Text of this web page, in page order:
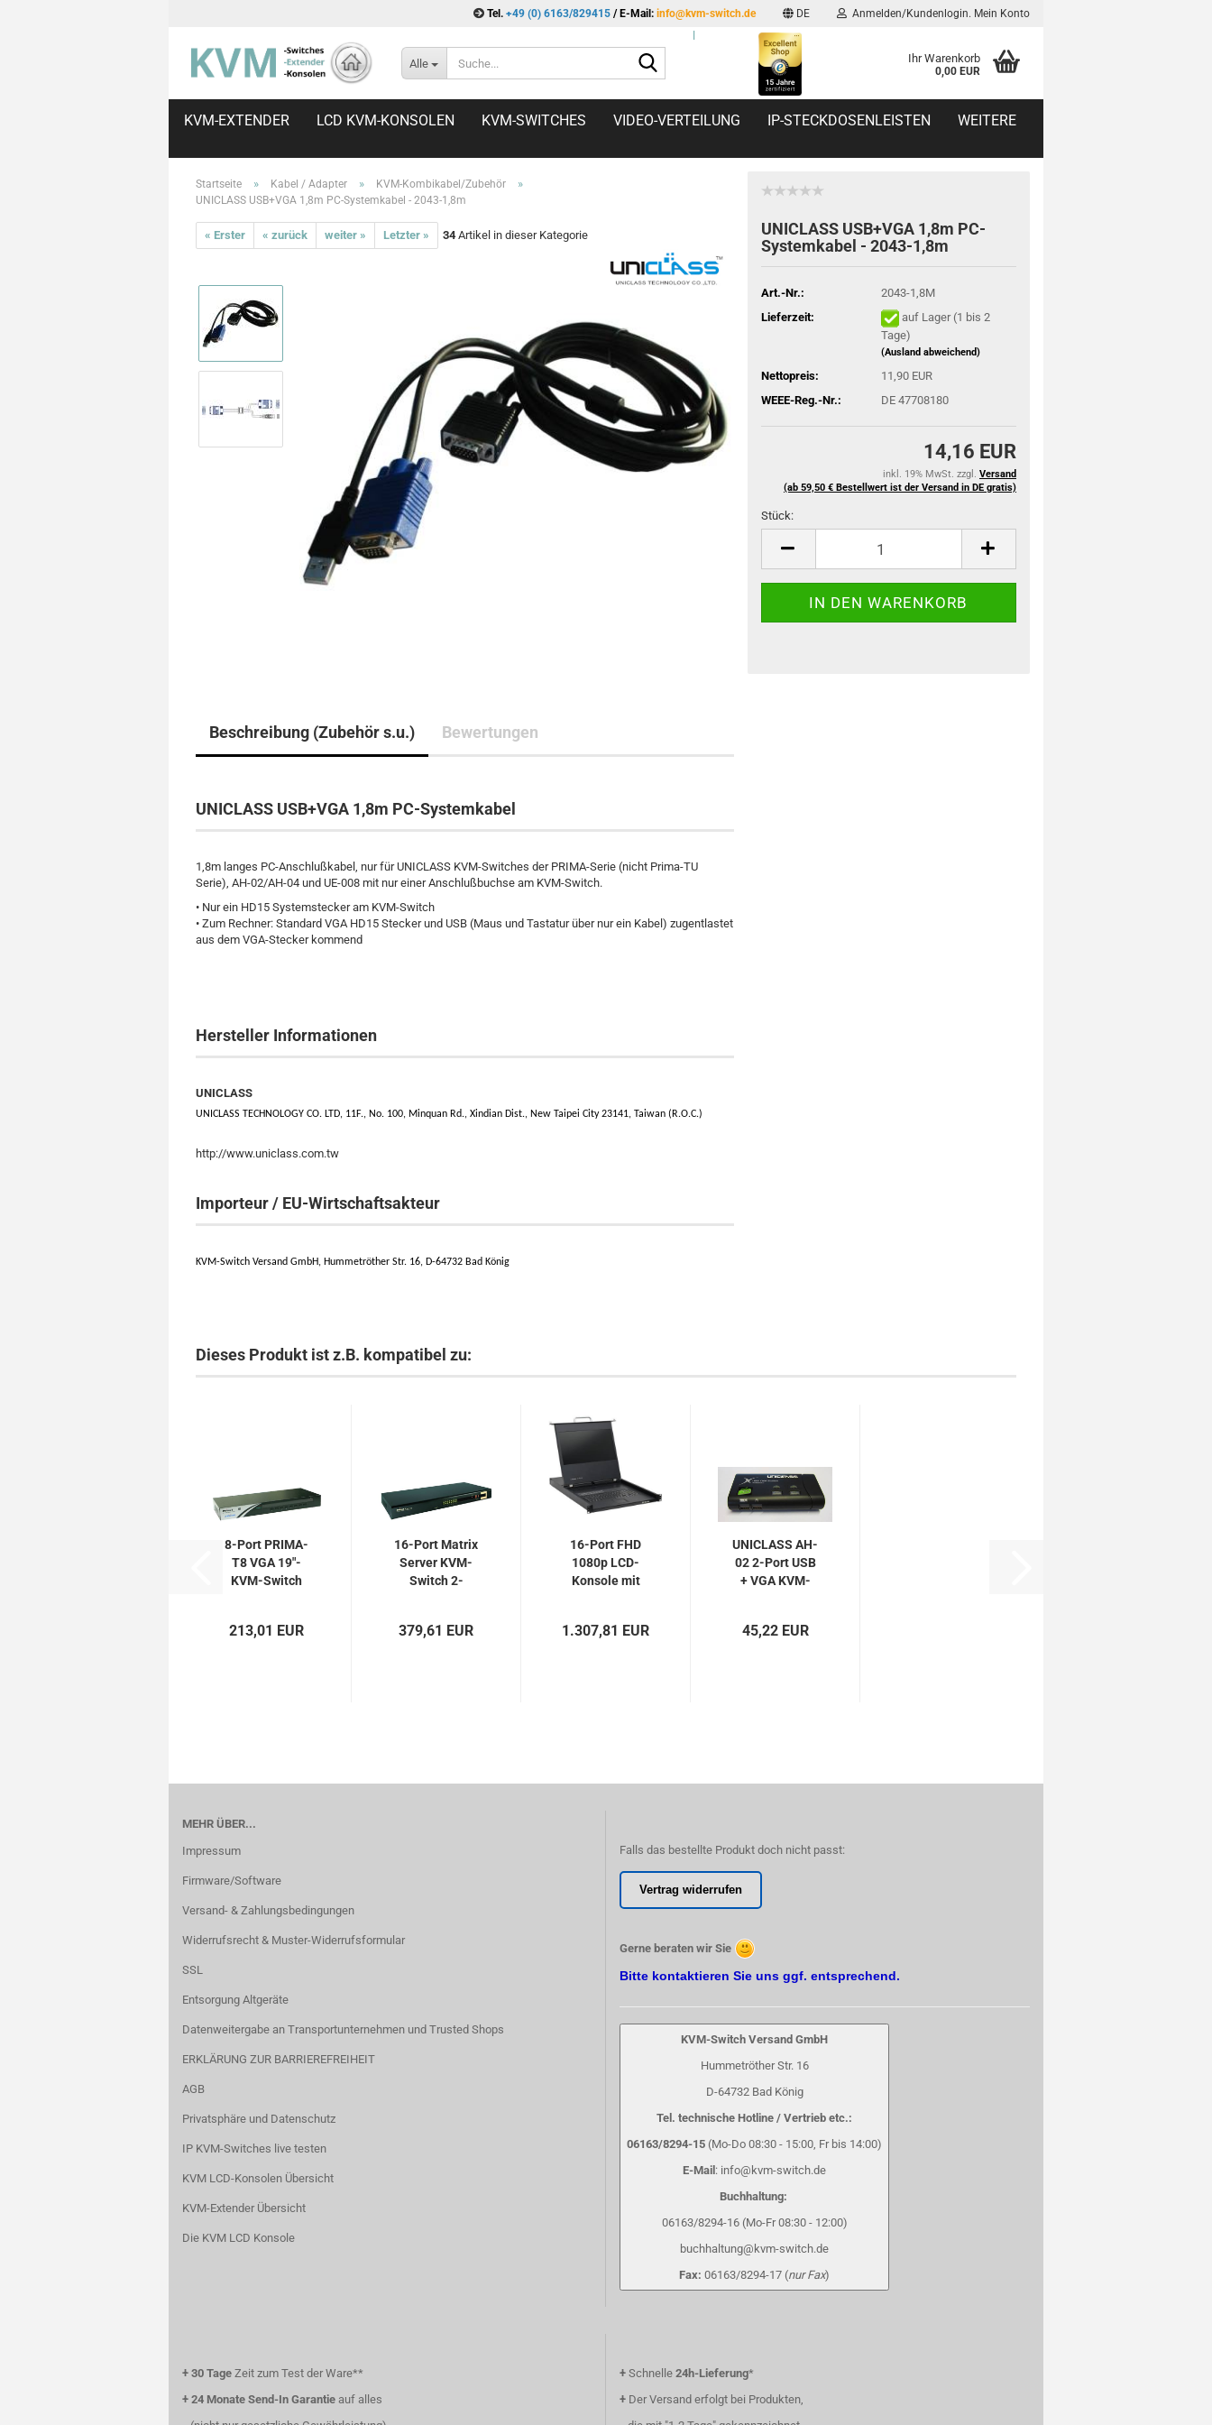
Tel. +49 (0) 6163/829415 / E-Mail: info@kvm-switch.de DE Anmelden/Kundenlogin. Mein Konto
Alle
Ihr Warenkorb
0,00 EUR
KVM-EXTENDER LCD KVM-KONSOLEN KVM-SWITCHES VIDEO-VERTEILUNG IP-STECKDOSENLEISTEN WEITERE
Startseite » Kabel / Adapter » KVM-Kombikabel/Zubehör »
UNICLASS USB+VGA 1,8m PC-Systemkabel - 2043-1,8m
« Erster « zurück weiter » Letzter » 34 Artikel in dieser Kategorie
UNICLASS USB+VGA 1,8m PC-
Systemkabel - 2043-1,8m
Art.-Nr.:
2043-1,8M
Lieferzeit:
auf Lager (1 bis 2
Tage)
(Ausland abweichend)
Nettopreis:
11,90 EUR
WEEE-Reg.-Nr.:
DE 47708180
14,16 EUR
inkl. 19% MwSt. zzgl. Versand
(ab 59,50 € Bestellwert ist der Versand in DE gratis)
Stück:
Stück
Beschreibung (Zubehör s.u.) Bewertungen
UNICLASS USB+VGA 1,8m PC-Systemkabel
1,8m langes PC-Anschlußkabel, nur für UNICLASS KVM-Switches der PRIMA-Serie (nicht Prima-TU
Serie), AH-02/AH-04 und UE-008 mit nur einer Anschlußbuchse am KVM-Switch.
• Nur ein HD15 Systemstecker am KVM-Switch
• Zum Rechner: Standard VGA HD15 Stecker und USB (Maus und Tastatur über nur ein Kabel) zugentlastet
aus dem VGA-Stecker kommend
Hersteller Informationen
UNICLASS
UNICLASS TECHNOLOGY CO. LTD, 11F., No. 100, Minquan Rd., Xindian Dist., New Taipei City 23141, Taiwan (R.O.C.)
http://www.uniclass.com.tw
Importeur / EU-Wirtschaftsakteur
KVM-Switch Versand GmbH, Hummetröther Str. 16, D-64732 Bad König
Dieses Produkt ist z.B. kompatibel zu:
8-Port PRIMA-
T8 VGA 19"-
KVM-Switch
213,01 EUR
16-Port Matrix
Server KVM-
Switch 2-
379,61 EUR
16-Port FHD
1080p LCD-
Konsole mit
1.307,81 EUR
UNICLASS AH-
02 2-Port USB
+ VGA KVM-
45,22 EUR
MEHR ÜBER...
Impressum
Firmware/Software
Versand- & Zahlungsbedingungen
Widerrufsrecht & Muster-Widerrufsformular
SSL
Entsorgung Altgeräte
Datenweitergabe an Transportunternehmen und Trusted Shops
ERKLÄRUNG ZUR BARRIEREFREIHEIT
AGB
Privatsphäre und Datenschutz
IP KVM-Switches live testen
KVM LCD-Konsolen Übersicht
KVM-Extender Übersicht
Die KVM LCD Konsole
Falls das bestellte Produkt doch nicht passt:
Vertrag widerrufen
Gerne beraten wir Sie
Bitte kontaktieren Sie uns ggf. entsprechend.
KVM-Switch Versand GmbH
Hummetröther Str. 16
D-64732 Bad König
Tel. technische Hotline / Vertrieb etc.:
06163/8294-15 (Mo-Do 08:30 - 15:00, Fr bis 14:00)
E-Mail : info@kvm-switch.de
Buchhaltung:
06163/8294-16 (Mo-Fr 08:30 - 12:00)
buchhaltung@kvm-switch.de
Fax: 06163/8294-17 (nur Fax)
+ 30 Tage Zeit zum Test der Ware**
+ 24 Monate Send-In Garantie auf alles
+ Schnelle 24h-Lieferung*
+ Der Versand erfolgt bei Produkten,